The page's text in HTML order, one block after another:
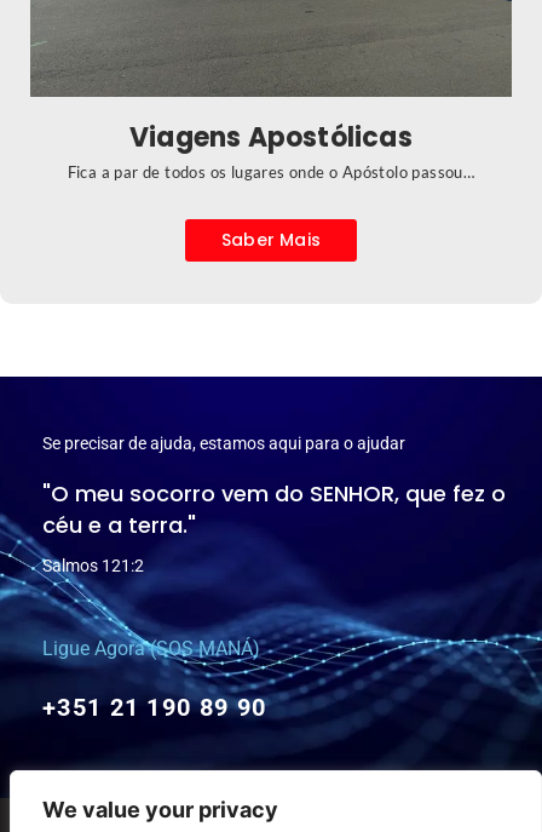
We value your privacy
Viagens Apostólicas
Fica a par de todos os lugares onde o Apóstolo passou…
Saber Mais
Se precisar de ajuda, estamos aqui para o ajudar
"O meu socorro vem do SENHOR, que fez o
céu e a terra."
Salmos 121:2
Ligue Agora (SOS MANÁ)
+351 21 190 89 90